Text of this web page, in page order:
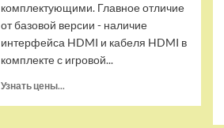
комплектующими. Главное отличие
от базовой версии - наличие
интерфейса HDMI и кабеля HDMI в
комплекте с игровой...
Узнать цены...